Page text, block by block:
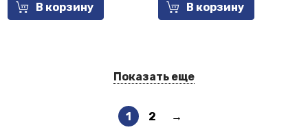
В корзину В корзину
Показать еще
1 2 →